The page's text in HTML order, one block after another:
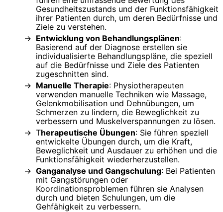
Gesundheitszustands und der Funktionsfähigkeit
ihrer Patienten durch, um deren Bedürfnisse und
Ziele zu verstehen.
Entwicklung von Behandlungsplänen:
Basierend auf der Diagnose erstellen sie
individualisierte Behandlungspläne, die speziell
auf die Bedürfnisse und Ziele des Patienten
zugeschnitten sind.
Manuelle Therapie: Physiotherapeuten
verwenden manuelle Techniken wie Massage,
Gelenkmobilisation und Dehnübungen, um
Schmerzen zu lindern, die Beweglichkeit zu
verbessern und Muskelverspannungen zu lösen.
Therapeutische Übungen: Sie führen speziell
entwickelte Übungen durch, um die Kraft,
Beweglichkeit und Ausdauer zu erhöhen und die
Funktionsfähigkeit wiederherzustellen.
Ganganalyse und Gangschulung: Bei Patienten
mit Gangstörungen oder
Koordinationsproblemen führen sie Analysen
durch und bieten Schulungen, um die
Gehfähigkeit zu verbessern.